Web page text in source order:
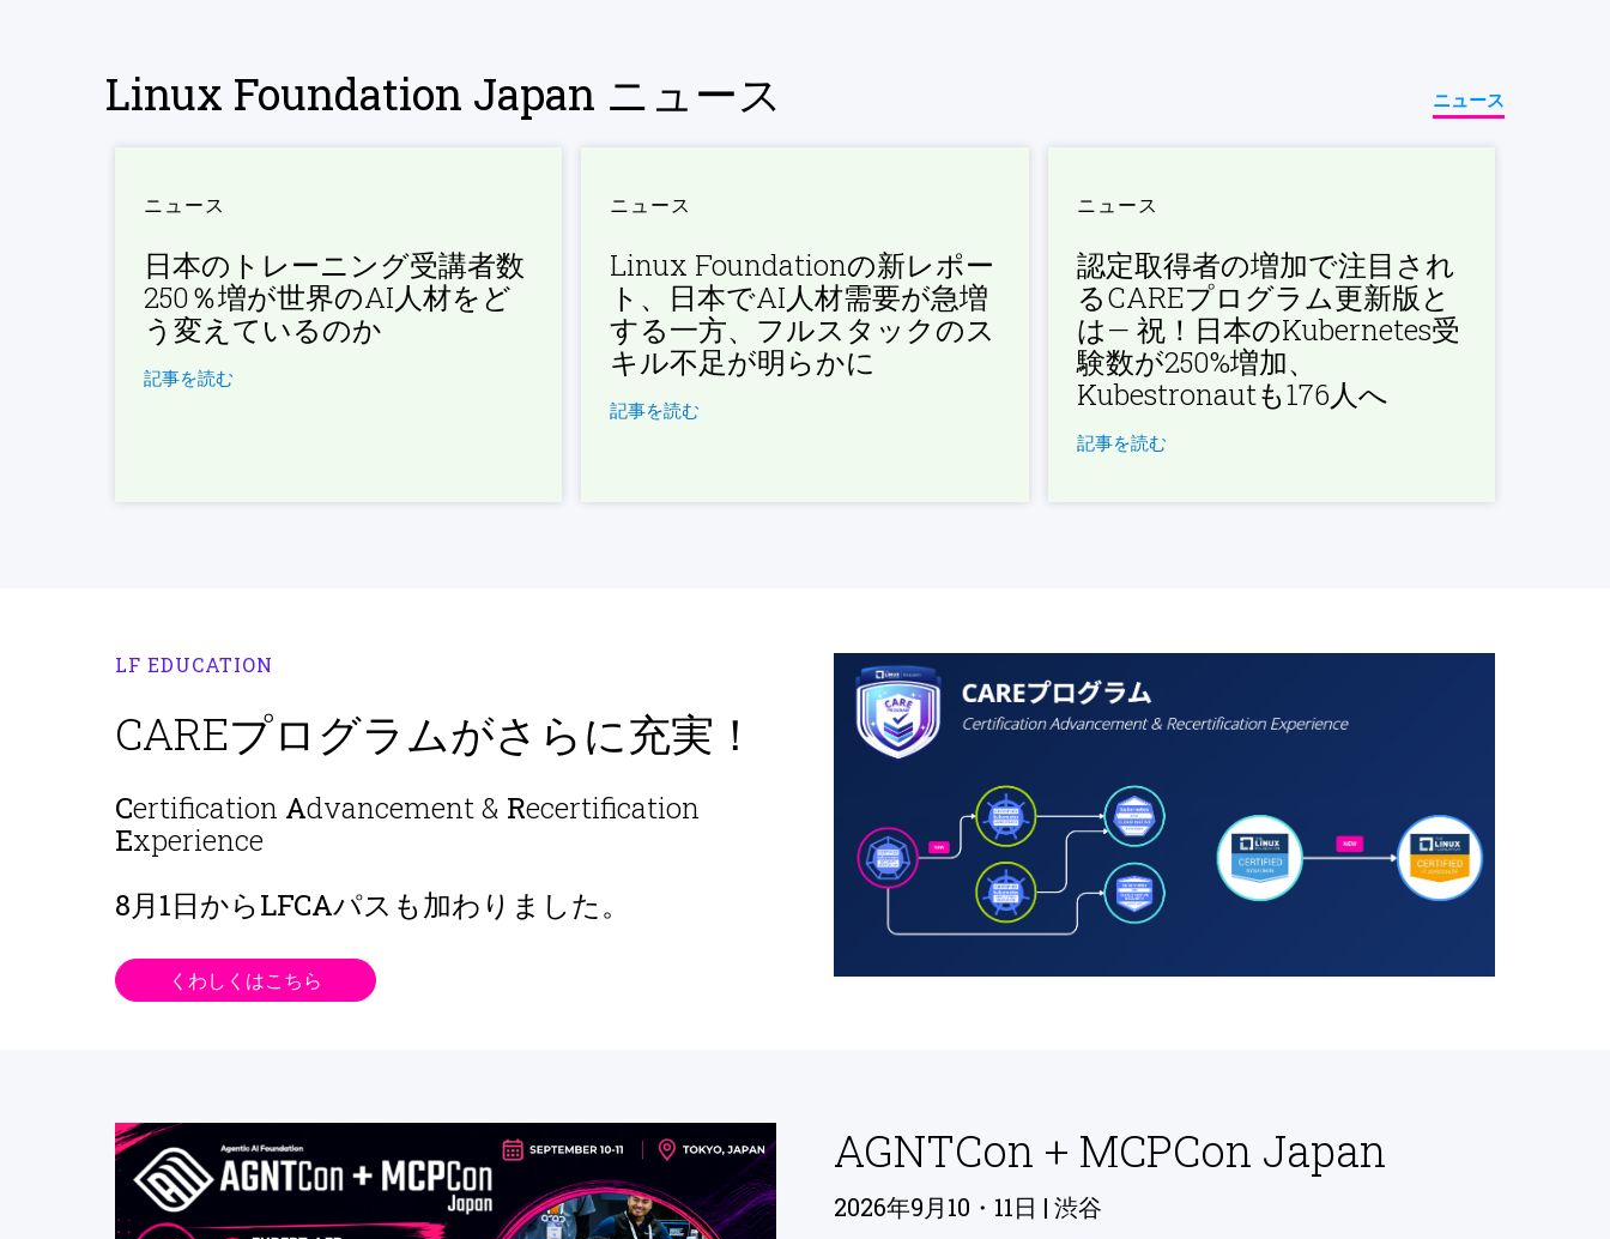
Linux Foundation Japan ニュース ニュース
ニュース
日本のトレーニング受講者数
250％増が世界のAI人材をど
う変えているのか
記事を読む
ニュース
Linux Foundationの新レポー
ト、日本でAI人材需要が急増
する一方、フルスタックのス
キル不足が明らかに
記事を読む
ニュース
認定取得者の増加で注目され
るCAREプログラム更新版と
は— 祝！日本のKubernetes受
験数が250%増加、
Kubestronautも176人へ
記事を読む
LF EDUCATION
CAREプログラムがさらに充実！
Certification Advancement & Recertification
Experience
8月1日からLFCAパスも加わりました。
くわしくはこちら
AGNTCon + MCPCon Japan
2026年9月10・11日 | 渋谷